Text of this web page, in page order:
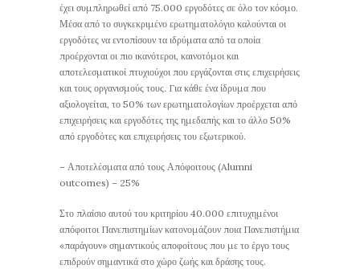
έχει συμπληρωθεί από 75.000 εργοδότες σε όλο τον κόσμο.
Μέσα από το συγκεκριμένο ερωτηματολόγιο καλούνται οι
εργοδότες να εντοπίσουν τα ιδρύματα από τα οποία
προέρχονται οι πιο ικανότεροι, καινοτόμοι και
αποτελεσματικοί πτυχιούχοι που εργάζονται στις επιχειρήσεις
και τους οργανισμούς τους. Για κάθε ένα ίδρυμα που
αξιολογείται, το 50% των ερωτηματολογίων προέρχεται από
επιχειρήσεις και εργοδότες της ημεδαπής και το άλλο 50%
από εργοδότες και επιχειρήσεις του εξωτερικού.
– Αποτελέσματα από τους Απόφοιτους (Alumni
outcomes) – 25%
Στο πλαίσιο αυτού του κριτηρίου 40.000 επιτυχημένοι
απόφοιτοι Πανεπιστημίων κατονομάζουν ποια Πανεπιστήμια
«παράγουν» σημαντικούς αποφοίτους που με το έργο τους
επιδρούν σημαντικά στο χώρο ζωής και δράσης τους.